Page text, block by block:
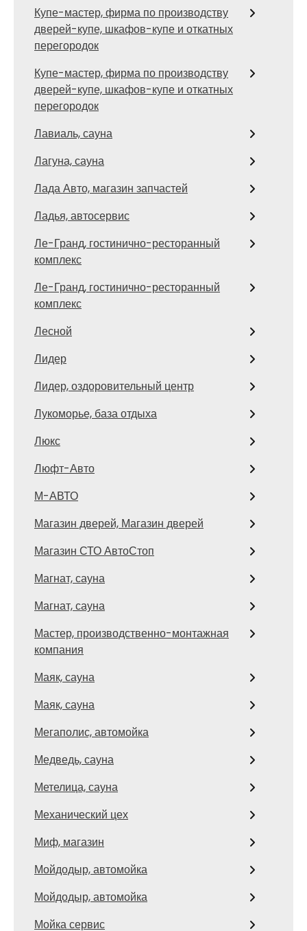
Купе-мастер, фирма по производству
дверей-купе, шкафов-купе и откатных
перегородок
Купе-мастер, фирма по производству
дверей-купе, шкафов-купе и откатных
перегородок
Лавиаль, сауна
Лагуна, сауна
Лада Авто, магазин запчастей
Ладья, автосервис
Ле-Гранд, гостинично-ресторанный
комплекс
Ле-Гранд, гостинично-ресторанный
комплекс
Лесной
Лидер
Лидер, оздоровительный центр
Лукоморье, база отдыха
Люкс
Люфт-Авто
М-АВТО
Магазин дверей, Магазин дверей
Магазин СТО АвтоСтоп
Магнат, сауна
Магнат, сауна
Мастер, производственно-монтажная
компания
Маяк, сауна
Маяк, сауна
Мегаполис, автомойка
Медведь, сауна
Метелица, сауна
Механический цех
Миф, магазин
Мойдодыр, автомойка
Мойдодыр, автомойка
Мойка сервис